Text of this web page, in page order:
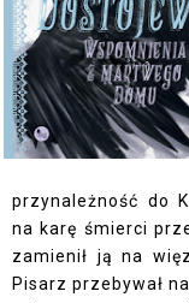
przynależność do
na karę śmierci
zamienił ją na
Pisarz przebywał